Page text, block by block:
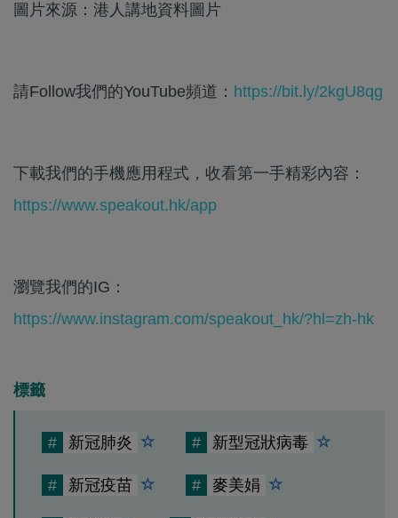
圖片來源：港人講地資料圖片
請Follow我們的YouTube頻道： https://bit.ly/2kgU8qg
下載我們的手機應用程式，收看第一手精彩內容：
https://www.speakout.hk/app
瀏覽我們的IG：
https://www.instagram.com/speakout_hk/?hl=zh-hk
標籤
# 新冠肺炎 # 新型冠狀病毒
# 新冠疫苗 # 麥美娟